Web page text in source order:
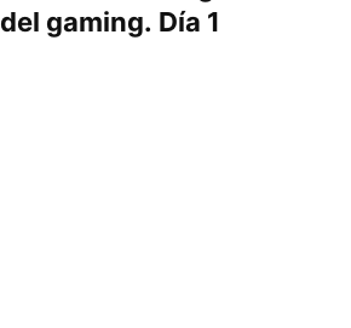
gaming. Día 1